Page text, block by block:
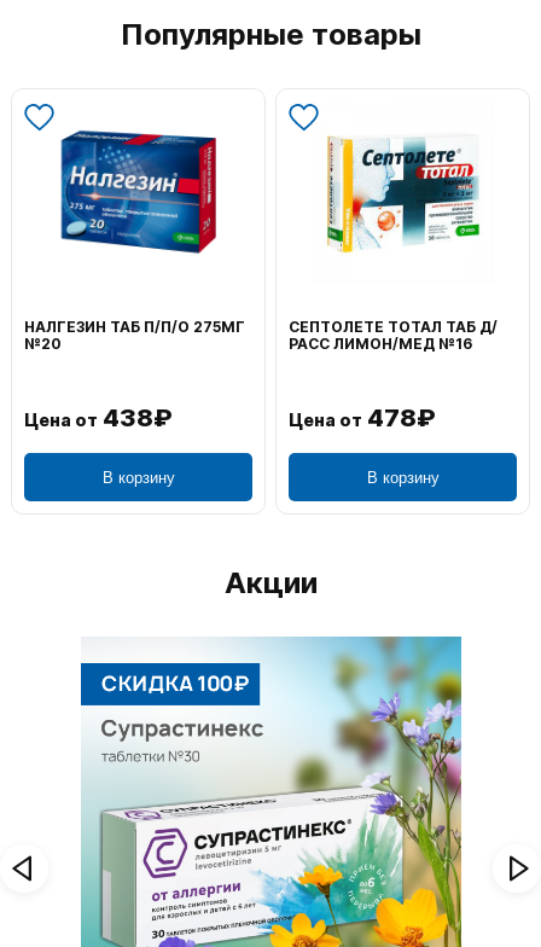
Популярные товары
НАЛГЕЗИН ТАБ П/П/О 275МГ
№20
Цена от 438₽
В корзину
СЕПТОЛЕТЕ ТОТАЛ ТАБ Д/
РАСС ЛИМОН/МЕД №16
Цена от 478₽
В корзину
Акции